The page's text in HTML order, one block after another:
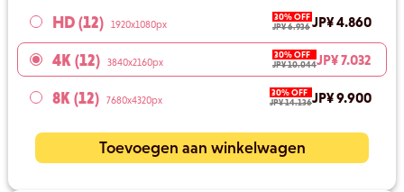
HD (12) 1920x1080px
30% OFF
JP¥ 6.936JP¥ 4.860
4K (12) 3840x2160px
30% OFF
JP¥ 10.044JP¥ 7.032
8K (12) 7680x4320px
30% OFF
JP¥ 14.136JP¥ 9.900
Toevoegen aan winkelwagen